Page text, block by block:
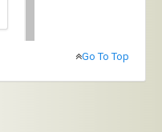
Go To Top